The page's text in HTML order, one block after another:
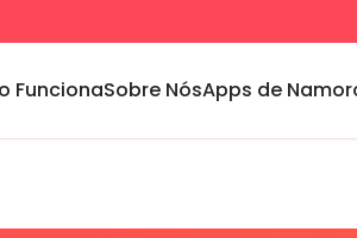
FuncionaSobre NósApps de